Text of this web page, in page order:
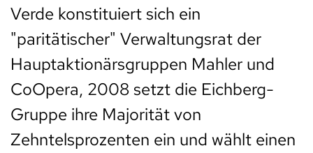
Verde konstituiert sich ein
"paritätischer" Verwaltungsrat der
Hauptaktionärsgruppen Mahler und
CoOpera, 2008 setzt die Eichberg-
Gruppe ihre Majorität von
Zehntelsprozenten ein und wählt einen